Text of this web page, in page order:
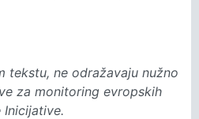
tekstu, ne odražavaju nužno
za monitoring evropskih
Inicijative.